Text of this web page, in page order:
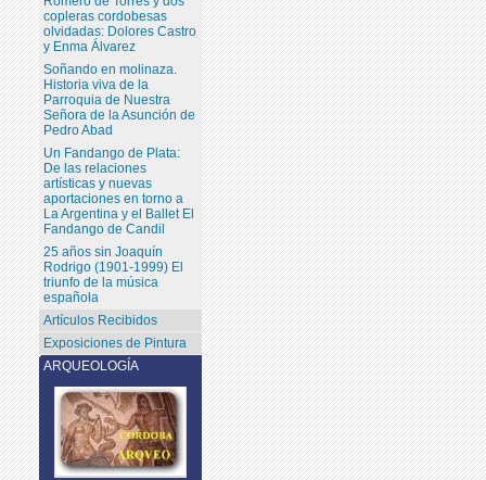
ARQUEOLOGÍA
copleras cordobesas
olvidadas: Dolores Castro
y Enma Álvarez
Soñando en molinaza.
Historia viva de la
Parroquia de Nuestra
Señora de la Asunción de
Pedro Abad
Un Fandango de Plata:
De las relaciones
artísticas y nuevas
aportaciones en torno a
La Argentina y el Ballet El
Fandango de Candil
25 años sin Joaquín
Rodrigo (1901-1999) El
triunfo de la música
española
Artículos Recibidos
Exposiciones de Pintura